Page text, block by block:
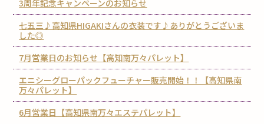
3周年記念キャンペーンのお知らせ
七五三♪高知県HIGAKIさんの衣装です♪ありがとうございま
した◎
7月営業日のお知らせ【高知南万々パレット】
エニシーグローパックフューチャー販売開始！！【高知県南
万々パレット】
6月営業日【高知県南万々エステパレット】